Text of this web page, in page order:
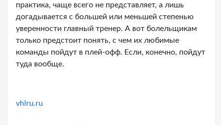
практика, чаще всего не представляет, а лишь
догадывается с большей или меньшей степенью
уверенности главный тренер. А вот болельщикам
только предстоит понять, с чем их любимые
команды пойдут в плей-офф. Если, конечно, пойдут
туда вообще.
vhlru.ru